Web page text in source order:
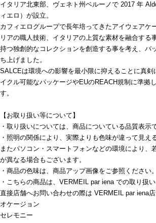
イタリア北東部、ヴェネト州ベルーノで 2017 年
ィエロ）が設立。
カフィエログループで長年培ってきたアイウェアケ
リアの職人技術、イタリアの上質な素材を融合する
持つ独創的なコレクションを創造する事を考え、バ
ち上げました。
SALCEは環境への影響を最小限に抑えることに真
イクル可能なパッケージやEUのREACH規制に準拠
す。
【お取り扱い等について】
・取り扱いについては、商品についている品質表示
・照明の関係により、実際よりも色味が違って見え
またパソコン・スマートフォンなどの環境により、
が異なる場合もございます。
・商品の色味は、商品アップ画像をご参照ください。
・こちらの商品は、VERMEIL par iena での取り扱い
直接店舗へお問い合わせの際は VERMEIL par iena店
オケージョン
セレモニー